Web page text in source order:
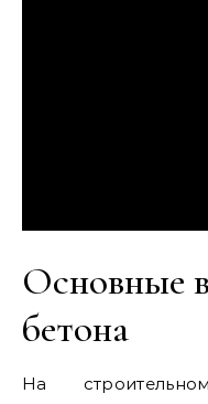
Основные
бетона
На